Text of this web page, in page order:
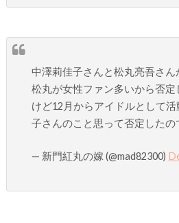
中澤莉佳子さんと松丸亮吾さ
松丸が女性ファン多いから否定
けど12月からアイドルとして
子さんのこと思って否定したの
— 新門紅丸の嫁 (@mad82300)